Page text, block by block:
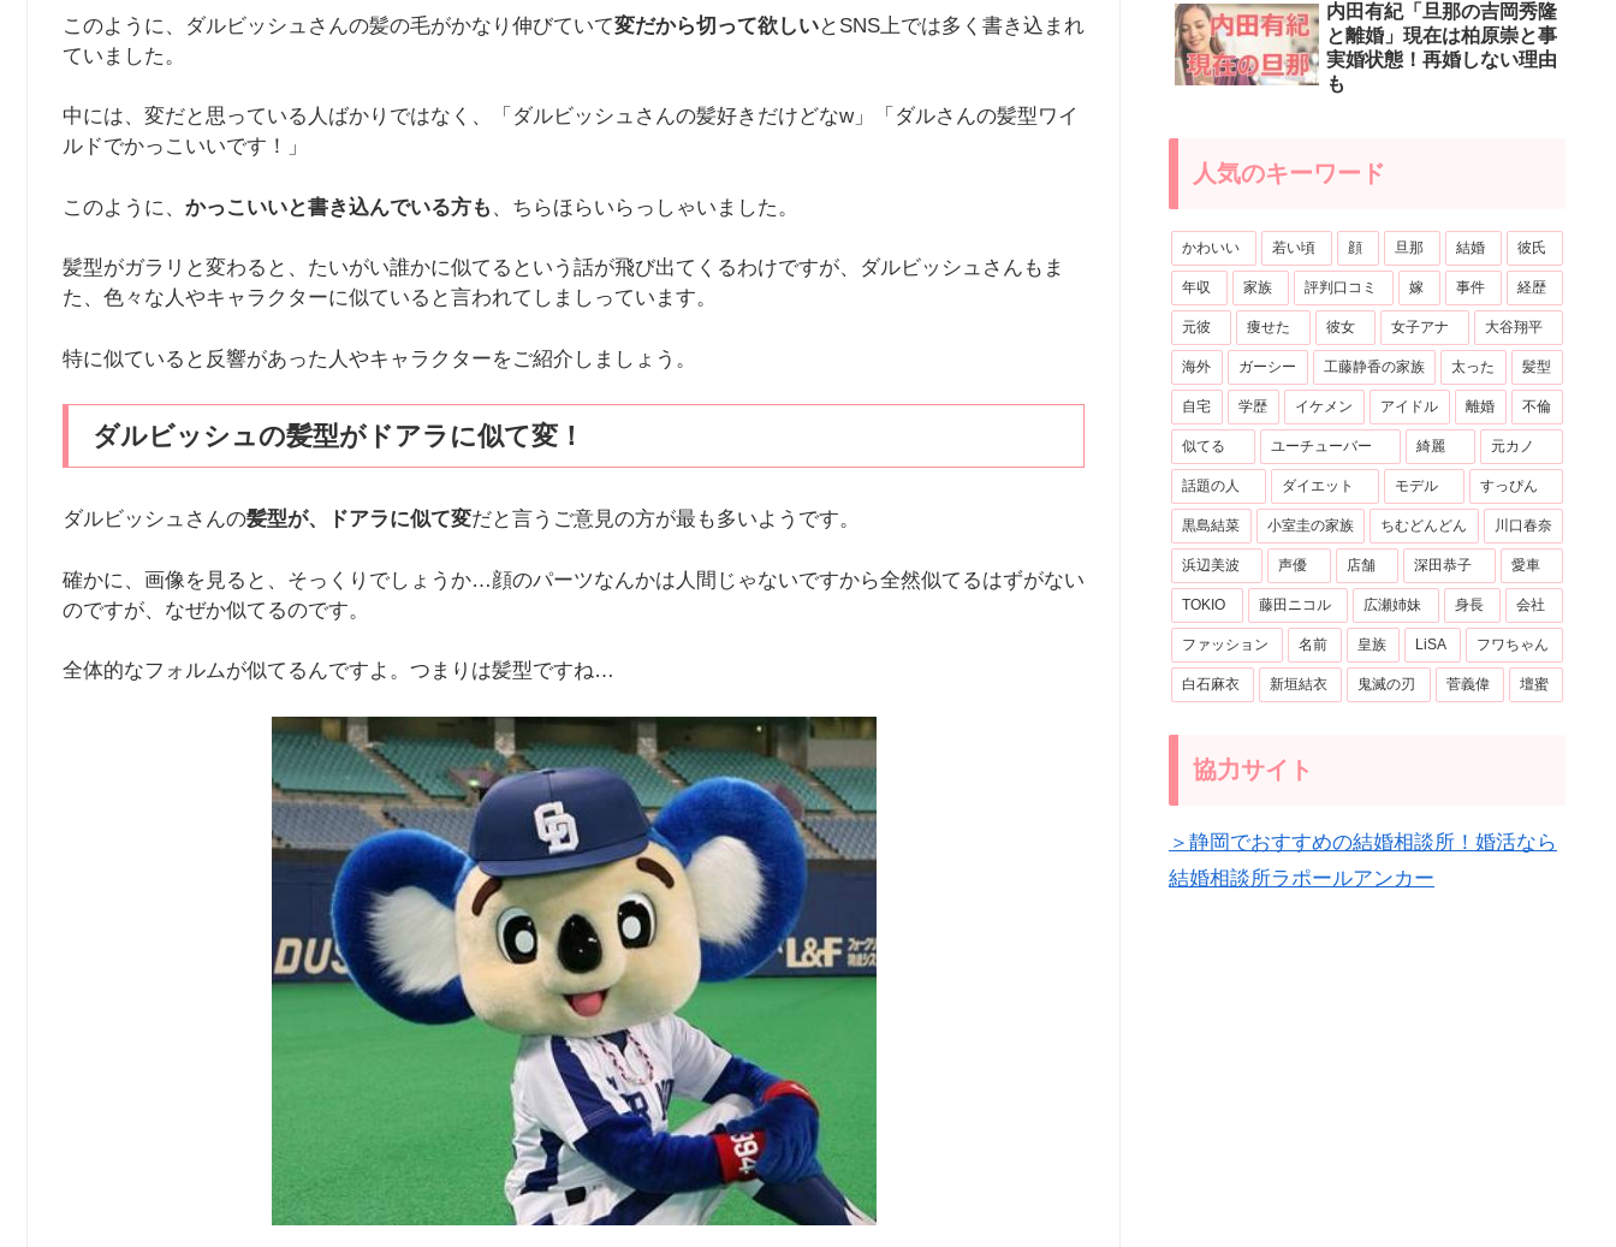
このように、ダルビッシュさんの髪の毛がかなり伸びていて変だから切って欲しいとSNS上では多く書き込まれ
ていました。
中には、変だと思っている人ばかりではなく、「ダルビッシュさんの髪好きだけどなw」「ダルさんの髪型ワイ
ルドでかっこいいです！」
このように、 かっこいいと書き込んでいる方も 、ちらほらいらっしゃいました。
髪型がガラリと変わると、たいがい誰かに似てるという話が飛び出てくるわけですが、ダルビッシュさんもま
た、色々な人やキャラクターに似ていると言われてしましっています。
特に似ていると反響があった人やキャラクターをご紹介しましょう。
ダルビッシュの髪型がドアラに似て変！
ダルビッシュさんの髪型が、ドアラに似て変だと言うご意見の方が最も多いようです。
確かに、画像を見ると、そっくりでしょうか…顔のパーツなんかは人間じゃないですから全然似てるはずがない
のですが、なぜか似てるのです。
全体的なフォルムが似てるんですよ。つまりは髪型ですね…
内田有紀「旦那の吉岡秀隆
と離婚」現在は柏原崇と事
実婚状態！再婚しない理由
も
人気のキーワード
かわいい 若い頃 顔 旦那 結婚 彼氏
年収 家族 評判口コミ 嫁 事件 経歴
元彼 痩せた 彼女 女子アナ 大谷翔平
海外 ガーシー 工藤静香の家族 太った 髪型
自宅 学歴 イケメン アイドル 離婚 不倫
似てる ユーチューバー 綺麗 元カノ
話題の人 ダイエット モデル すっぴん
黒島結菜 小室圭の家族 ちむどんどん 川口春奈
浜辺美波 声優 店舗 深田恭子 愛車
TOKIO 藤田ニコル 広瀬姉妹 身長 会社
ファッション 名前 皇族 LiSA フワちゃん
白石麻衣 新垣結衣 鬼滅の刃 菅義偉 壇蜜
協力サイト
＞静岡でおすすめの結婚相談所！婚活なら
結婚相談所ラポールアンカー